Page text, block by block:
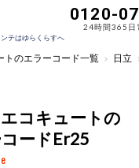
ンテはゆらくらすへ
0120-
24時間365日
トのエラーコード一覧 日立
コキュートの
ードEr25